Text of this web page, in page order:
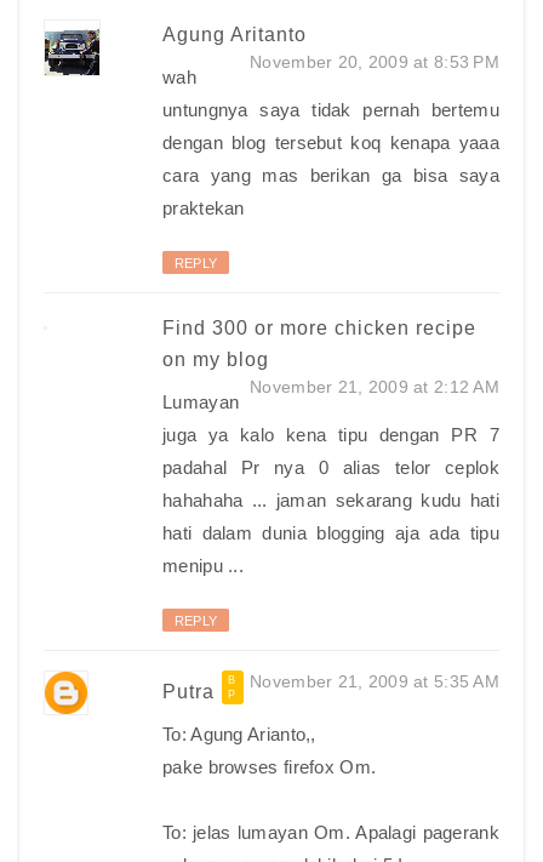
Agung Aritanto
November 20, 2009 at 8:53 PM
wah
untungnya saya tidak pernah bertemu
dengan blog tersebut koq kenapa yaaa
cara yang mas berikan ga bisa saya
praktekan
REPLY
Find 300 or more chicken recipe
on my blog
November 21, 2009 at 2:12 AM
Lumayan
juga ya kalo kena tipu dengan PR 7
padahal Pr nya 0 alias telor ceplok
hahahaha ... jaman sekarang kudu hati
hati dalam dunia blogging aja ada tipu
menipu ...
REPLY
Putra November 21, 2009 at 5:35 AM
To: Agung Arianto,,
pake browses firefox Om.
To: jelas lumayan Om. Apalagi pagerank